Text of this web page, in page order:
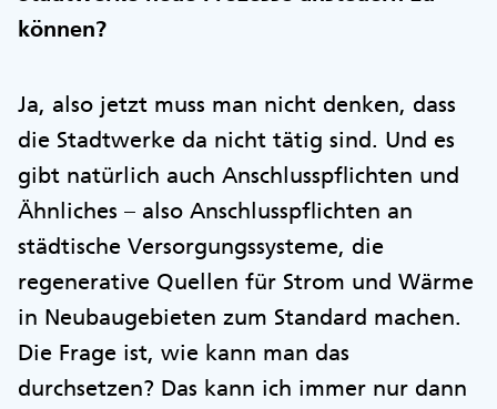
können?
Ja, also jetzt muss man nicht denken, dass
die Stadtwerke da nicht tätig sind. Und es
gibt natürlich auch Anschlusspflichten und
Ähnliches – also Anschlusspflichten an
städtische Versorgungssysteme, die
regenerative Quellen für Strom und Wärme
in Neubaugebieten zum Standard machen.
Die Frage ist, wie kann man das
durchsetzen? Das kann ich immer nur dann